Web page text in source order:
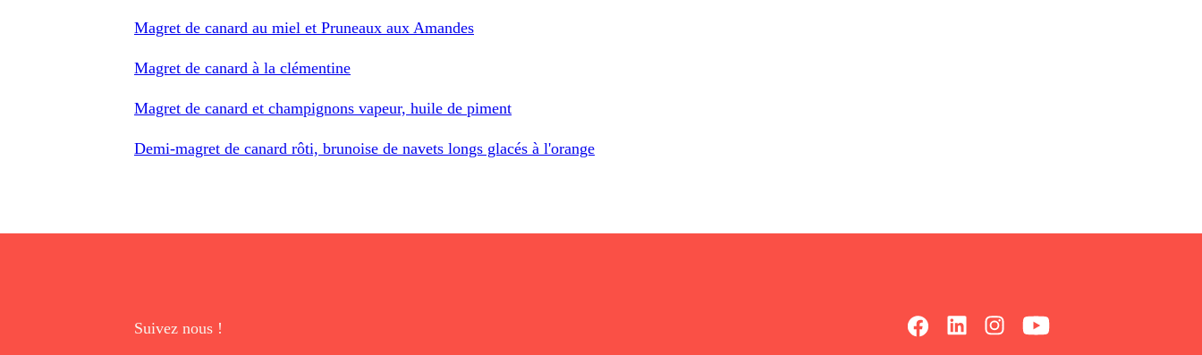
Magret de canard au miel et Pruneaux aux Amandes
Magret de canard à la clémentine
Magret de canard et champignons vapeur, huile de piment
Demi-magret de canard rôti, brunoise de navets longs glacés à l'orange
Suivez nous !